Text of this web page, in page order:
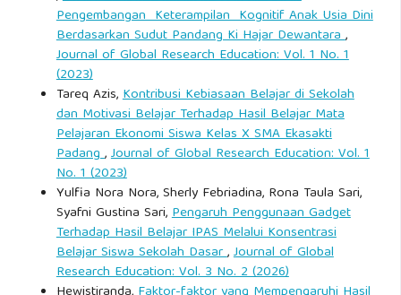
Pengembangan Keterampilan Kognitif Anak Usia Dini
Berdasarkan Sudut Pandang Ki Hajar Dewantara,
Journal of Global Research Education: Vol. 1 No. 1
(2023)
Tareq Azis,Kontribusi Kebiasaan Belajar di Sekolah
dan Motivasi Belajar Terhadap Hasil Belajar Mata
Pelajaran Ekonomi Siswa Kelas X SMA Ekasakti
Padang,Journal of Global Research Education: Vol. 1
No. 1 (2023)
Yulfia Nora Nora, Sherly Febriadina, Rona Taula Sari,
Syafni Gustina Sari,Pengaruh Penggunaan Gadget
Terhadap Hasil Belajar IPAS Melalui Konsentrasi
Belajar Siswa Sekolah Dasar,Journal of Global
Research Education: Vol. 3 No. 2 (2026)